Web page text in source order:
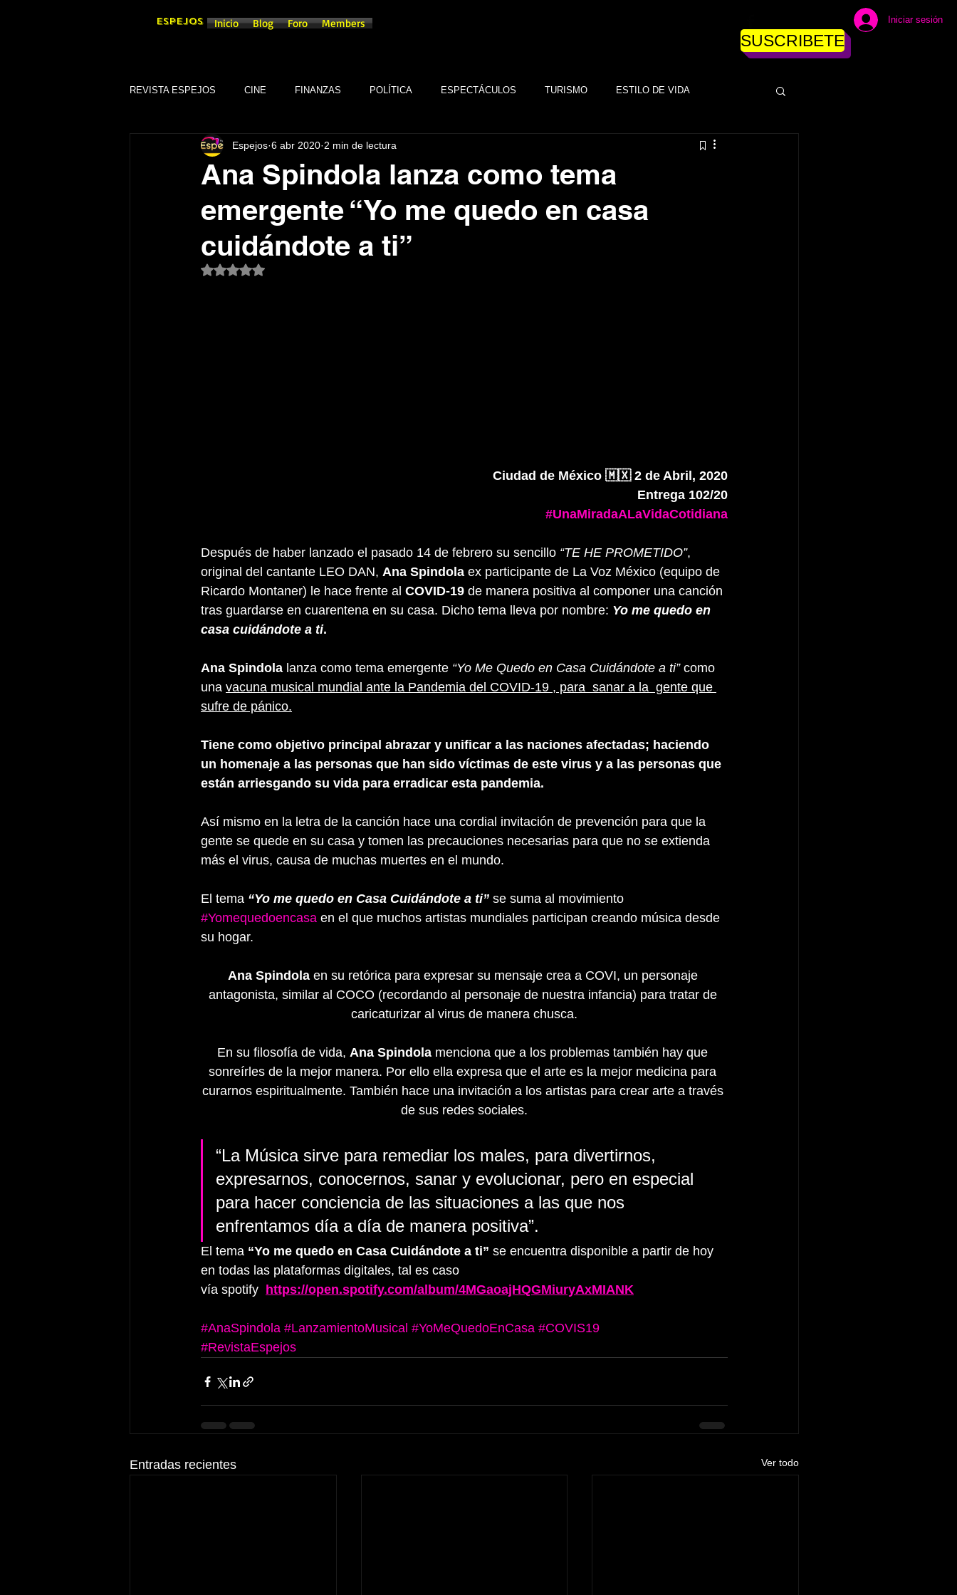
ESPEJOS Inicio Blog Foro Members
SUSCRIBETE
Iniciar sesión
REVISTA ESPEJOS CINE FINANZAS POLÍTICA ESPECTÁCULOS TURISMO ESTILO DE VIDA
DEPORTES SOCIEDAD TECNOLOGÍA
SINDICATOS FSTSE CINE ESPECTÁCULOS ALTRUISMO EMPRESAS
GOBIERNO DE GUANAJUATO, GTO
Ana Spindola lanza como tema
emergente “Yo me quedo en casa
cuidándote a ti”
Espejos 6 abr 2020 2 min de lectura
Obtuvo NaN de 5 estrellas.
Ciudad de México 🇲🇽 2 de Abril, 2020
Entrega 102/20
#UnaMiradaALaVidaCotidiana
Después de haber lanzado el pasado 14 de febrero su sencillo “TE HE PROMETIDO”,
original del cantante LEO DAN, Ana Spindola ex participante de La Voz México (equipo de
Ricardo Montaner) le hace frente al COVID-19 de manera positiva al componer una canción
tras guardarse en cuarentena en su casa. Dicho tema lleva por nombre: Yo me quedo en
casa cuidándote a ti.
Ana Spindola lanza como tema emergente “Yo Me Quedo en Casa Cuidándote a ti” como
una vacuna musical mundial ante la Pandemia del COVID-19 , para  sanar a la  gente que
sufre de pánico.
Tiene como objetivo principal abrazar y unificar a las naciones afectadas; haciendo
un homenaje a las personas que han sido víctimas de este virus y a las personas que
están arriesgando su vida para erradicar esta pandemia.
Así mismo en la letra de la canción hace una cordial invitación de prevención para que la
gente se quede en su casa y tomen las precauciones necesarias para que no se extienda
más el virus, causa de muchas muertes en el mundo.
El tema “Yo me quedo en Casa Cuidándote a ti” se suma al movimiento
#Yomequedoencasa en el que muchos artistas mundiales participan creando música desde
su hogar.
Ana Spindola en su retórica para expresar su mensaje crea a COVI, un personaje
antagonista, similar al COCO (recordando al personaje de nuestra infancia) para tratar de
caricaturizar al virus de manera chusca.
En su filosofía de vida, Ana Spindola menciona que a los problemas también hay que
sonreírles de la mejor manera. Por ello ella expresa que el arte es la mejor medicina para
curarnos espiritualmente. También hace una invitación a los artistas para crear arte a través
de sus redes sociales.
“La Música sirve para remediar los males, para divertirnos,
expresarnos, conocernos, sanar y evolucionar, pero en especial
para hacer conciencia de las situaciones a las que nos
enfrentamos día a día de manera positiva”.
El tema “Yo me quedo en Casa Cuidándote a ti” se encuentra disponible a partir de hoy
en todas las plataformas digitales, tal es caso
vía spotify
https://open.spotify.com/album/4MGaoajHQGMiuryAxMIANK
#AnaSpindola #LanzamientoMusical #YoMeQuedoEnCasa #COVIS19
#RevistaEspejos
Entradas recientes Ver todo